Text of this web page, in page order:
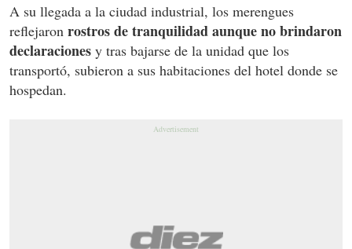
A su llegada a la ciudad industrial, los merengues
reflejaron rostros de tranquilidad aunque no brindaron
declaraciones y tras bajarse de la unidad que los
transportó, subieron a sus habitaciones del hotel donde se
hospedan.